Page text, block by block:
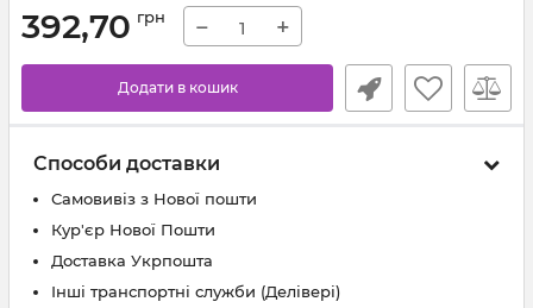
392,70 грн − +
Додати в кошик
Способи доставки
Самовивіз з Нової пошти
Кур'єр Нової Пошти
Доставка Укрпошта
Інші транспортні служби (Делівері)